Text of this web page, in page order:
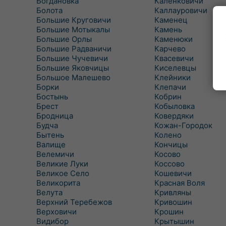
Болота
Большие Круговичи
Большие Мотыкалы
Большие Орлы
Большие Радваничи
Большие Чучевичи
Большие Яковчицы
Большое Малешево
Борки
Бостынь
Брест
Бродница
Будча
Бытень
Валище
Велемичи
Великие Луки
Великое Село
Великорита
Велута
Верхний Теребежов
Верховичи
Видибор
Каллауровичи
Каменец
Камень
Каменюки
Карчево
Квасевичи
Киселевцы
Клейники
Клепачи
Кобрин
Кобыловка
Ковердяки
Кожан-Городок
Колено
Кончицы
Косово
Коссово
Кошевичи
Красная Воля
Кривляны
Кривошин
Крошин
Крытышин